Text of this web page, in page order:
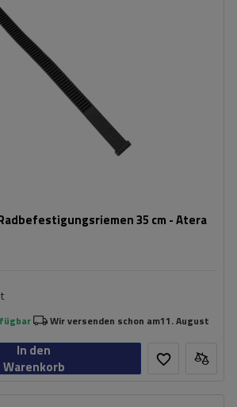
35 cm - Atera
Wir versenden schon am11. August
In den
Warenkorb